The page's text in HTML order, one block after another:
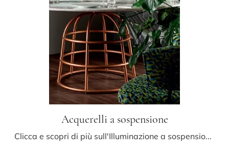
Acquerelli a sospensione
Clicca e scopri di più sull'Illuminazione a sospensione moderna di Bonaldo: il modello Acquerelli a sospensione in vetro ti attende!